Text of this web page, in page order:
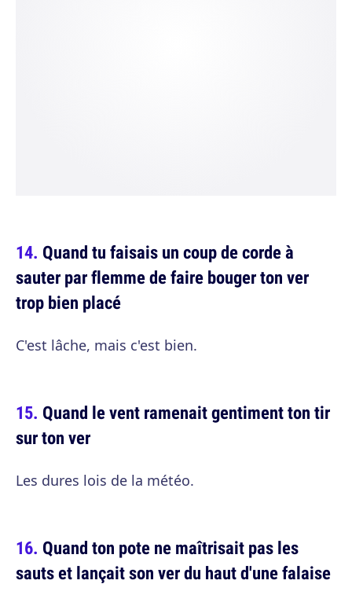
Quand tu faisais un coup de corde à
sauter par flemme de faire bouger ton ver
trop bien placé
C'est lâche, mais c'est bien.
Quand le vent ramenait gentiment ton tir
sur ton ver
Les dures lois de la météo.
Quand ton pote ne maîtrisait pas les
sauts et lançait son ver du haut d'une falaise